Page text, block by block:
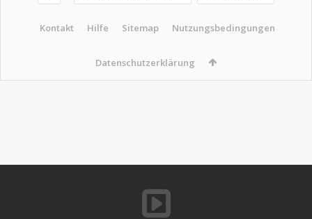
Kontakt Hilfe Sitemap Nutzungsbedingungen
Datenschutzerklärung